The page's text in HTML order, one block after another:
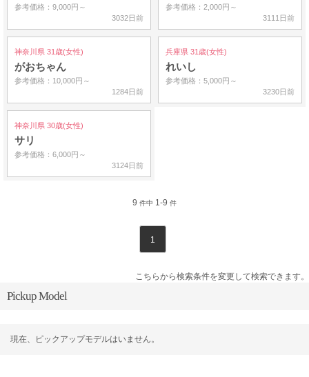
参考価格：9,000円～
3032日前
参考価格：2,000円～
3111日前
神奈川県 31歳(女性)
がおちゃん
参考価格：10,000円～
1284日前
兵庫県 31歳(女性)
れいし
参考価格：5,000円～
3230日前
神奈川県 30歳(女性)
サリ
参考価格：6,000円～
3124日前
9 件中 1-9 件
1
こちらから検索条件を変更して検索できます。
Pickup Model
現在、ピックアップモデルはいません。